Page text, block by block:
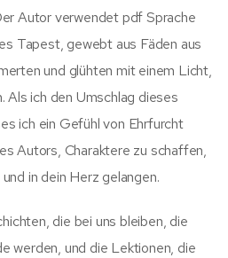
Autor verwendet pdf Sprache
Tapest, gewebt aus Fäden aus
und glühten mit einem Licht,
Als ich den Umschlag dieses
ich ein Gefühl von Ehrfurcht
Autors, Charaktere zu schaffen,
in dein Herz gelangen.
die bei uns bleiben, die
werden, und die Lektionen, die